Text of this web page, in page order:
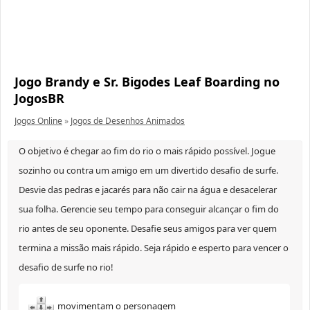
Jogo Brandy e Sr. Bigodes Leaf Boarding no
JogosBR
Jogos Online» Jogos de Desenhos Animados
O objetivo é chegar ao fim do rio o mais rápido possível. Jogue
sozinho ou contra um amigo em um divertido desafio de surfe.
Desvie das pedras e jacarés para não cair na água e desacelerar
sua folha. Gerencie seu tempo para conseguir alcançar o fim do
rio antes de seu oponente. Desafie seus amigos para ver quem
termina a missão mais rápido. Seja rápido e esperto para vencer o
desafio de surfe no rio!
movimentam o personagem